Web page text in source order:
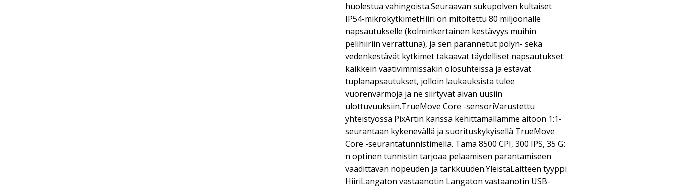
huolestua vahingoista.Seuraavan sukupolven kultaiset
IP54-mikrokytkimetHiiri on mitoitettu 80 miljoonalle
napsautukselle (kolminkertainen kestävyys muihin
pelihiiriin verrattuna), ja sen parannetut pölyn- sekä
vedenkestävät kytkimet takaavat täydelliset napsautukset
kaikkein vaativimmissakin olosuhteissa ja estävät
tuplanapsautukset, jolloin laukauksista tulee
vuorenvarmoja ja ne siirtyvät aivan uusiin
ulottuvuuksiin.TrueMove Core -sensoriVarustettu
yhteistyössä PixArtin kanssa kehittämällämme aitoon 1:1-
seurantaan kykenevällä ja suorituskykyisellä TrueMove
Core -seurantatunnistimella. Tämä 8500 CPI, 300 IPS, 35 G:
n optinen tunnistin tarjoaa pelaamisen parantamiseen
vaadittavan nopeuden ja tarkkuuden.YleistäLaitteen tyyppi
HiiriLangaton vastaanotin Langaton vastaanotin USB-